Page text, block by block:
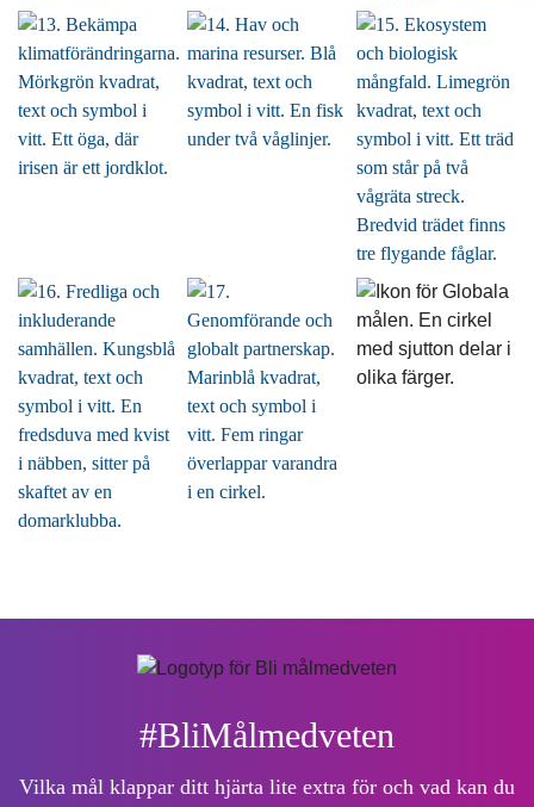
#BliMålmedveten
Vilka mål klappar ditt hjärta lite extra för och vad kan du